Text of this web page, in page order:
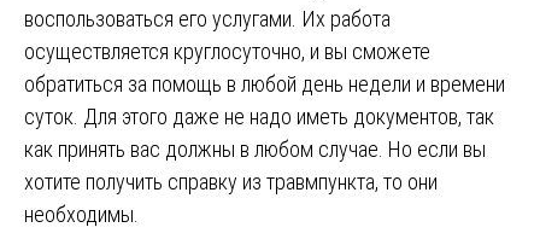
воспользоваться его услугами. Их работа
осуществляется круглосуточно, и вы сможете
обратиться за помощь в любой день недели и времени
суток. Для этого даже не надо иметь документов, так
как принять вас должны в любом случае. Но если вы
хотите получить справку из травмпункта, то они
необходимы.